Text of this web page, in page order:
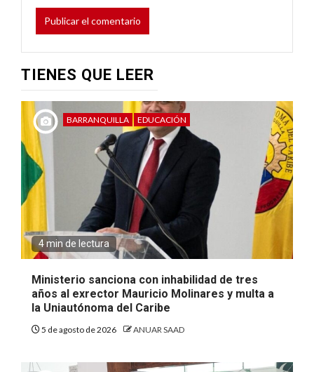
TIENES QUE LEER
BARRANQUILLA EDUCACIÓN
4 min de lectura
Ministerio sanciona con inhabilidad de tres
años al exrector Mauricio Molinares y multa a
la Uniautónoma del Caribe
5 de agosto de 2026 ANUAR SAAD